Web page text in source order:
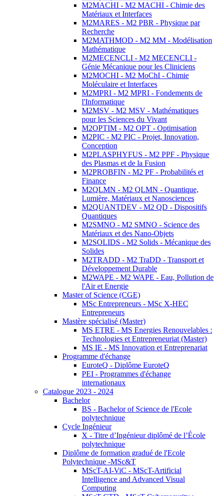
M2MACHI - M2 MACHI - Chimie des
Matériaux et Interfaces
M2MARES - M2 PBR - Physique par
Recherche
M2MATHMOD - M2 MM - Modélisation
Mathématique
M2MECENCLI - M2 MECENCLI -
Génie Mécanique pour les Cliniciens
M2MOCHI - M2 MoChI - Chimie
Moléculaire et Interfaces
M2MPRI - M2 MPRI - Fondements de
l'Informatique
M2MSV - M2 MSV - Mathématiques
pour les Sciences du Vivant
M2OPTIM - M2 OPT - Optimisation
M2PIC - M2 PIC - Projet, Innovation,
Conception
M2PLASPHYFUS - M2 PPF - Physique
des Plasmas et de la Fusion
M2PROBFIN - M2 PF - Probabilités et
Finance
M2QLMN - M2 QLMN - Quantique,
Lumière, Matériaux et Nanosciences
M2QUANTDEV - M2 QD - Dispositifs
Quantiques
M2SMNO - M2 SMNO - Science des
Matériaux et des Nano-Objets
M2SOLIDS - M2 Solids - Mécanique des
Solides
M2TRADD - M2 TraDD - Transport et
Développement Durable
M2WAPE - M2 WAPE - Eau, Pollution de
l'Air et Energie
Master of Science (CGE)
MSc Entrepreneurs - MSc X-HEC
Entrepreneurs
Mastère spécialisé (Master)
MS ETRE - MS Energies Renouvelables :
Technologies et Entrepreneuriat (Master)
MS IE - MS Innovation et Entreprenariat
Programme d'échange
EuroteQ - Diplôme EuroteQ
PEI - Programmes d'échange
internationaux
Catalogue 2023 - 2024
Bachelor
BS - Bachelor of Science de l'Ecole
polytechnique
Cycle Ingénieur
X - Titre d’Ingénieur diplômé de l’École
polytechnique
Diplôme de formation gradué de l'Ecole
Polytechnique -MSc&T
MScT-AI-ViC - MScT-Artificial
Intelligence and Advanced Visual
Computing